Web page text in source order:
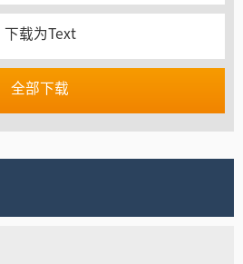
下载为Text
全部下载